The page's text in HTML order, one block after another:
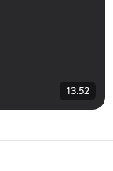
13:52